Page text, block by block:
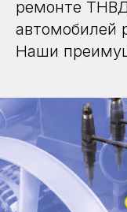
ремонте
автомобилей
Наши